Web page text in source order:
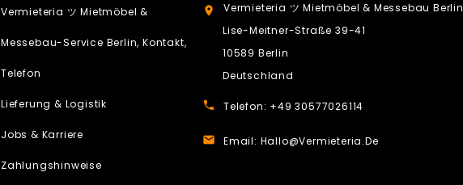
Vermieteria ツ Mietmöbel &
Messebau-Service Berlin, Kontakt,
Telefon
Lieferung & Logistik
Jobs & Karriere
Zahlungshinweise
location_on
Vermieteria ツ Mietmöbel & Messebau Berlin
Lise-Meitner-Straße 39-41
10589 Berlin
Deutschland
call Telefon: +49 30577026114
email Email: Hallo@vermieteria.de